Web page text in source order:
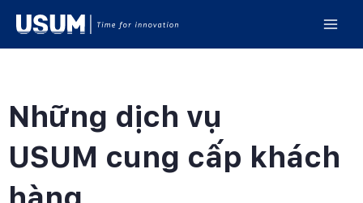
Những dịch vụ
USUM cung cấp khách